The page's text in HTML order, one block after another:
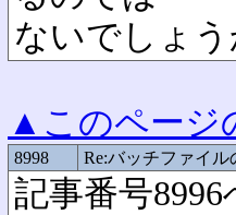
ないでしょう
▲このページ
8998 Re:バッチファイ
記事番号